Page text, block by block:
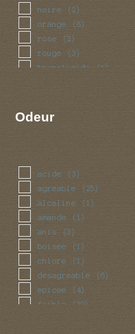
noire (2)
orange (8)
rose (2)
rouge (3)
translucide (1)
Odeur
acide (3)
agreable (25)
alcaline (1)
amande (1)
anis (3)
boisee (1)
chlore (1)
desagreable (6)
epicee (4)
faible (39)